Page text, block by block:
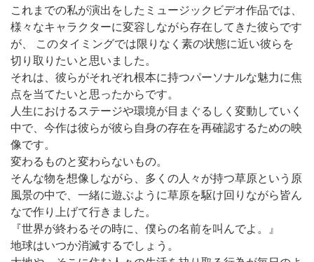
これまでの私が演出をしたミュージックビデオ作品では、
様々なキャラクターに変容しながら存在してきた彼らです
が、 このタイミングでは限りなく素の状態に近い彼らを
切り取りたいと思いました。
それは、彼らがそれぞれ根本に持つパーソナルな魅力に焦
点を当てたいと思ったからです。
人生におけるステージや環境が目まぐるしく変動していく
中で、今作は彼らが彼ら自身の存在を再確認するための映
像です。
変わるものと変わらないもの。
そんな物を想像しながら、多くの人々が持つ草原という原
風景の中で、一緒に遊ぶように草原を駆け回りながら皆ん
なで作り上げて行きました。
『世界が終わるその時に、僕らの名前を叫んでよ。』
地球はいつか消滅するでしょう。